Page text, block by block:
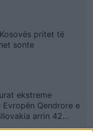
pritet të
sonte
ekstreme
Evropën Qendrore e
arrin 42
Polonia përballet me